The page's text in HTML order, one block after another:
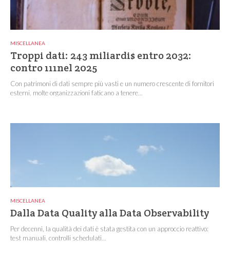
MISCELLANEA
Troppi dati: 243 miliardi$ entro 2032:
contro 111nel 2025
Con patrimoni di dati sempre più vasti e un numero crescente di fornitori
esterni, molte organizzazioni faticano a tenere...
MISCELLANEA
Dalla Data Quality alla Data Observability
Per decenni, la qualità dei dati è stata gestita con un approccio reattivo:
test manuali, controlli schedulati...